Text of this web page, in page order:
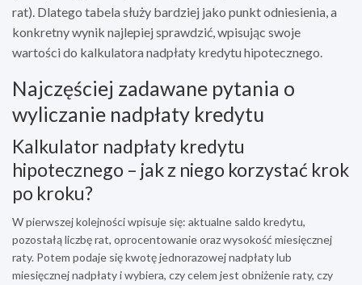
rat). Dlatego tabela służy bardziej jako punkt odniesienia, a
konkretny wynik najlepiej sprawdzić, wpisując swoje
wartości do kalkulatora nadpłaty kredytu hipotecznego.
Najczęściej zadawane pytania o
wyliczanie nadpłaty kredytu
Kalkulator nadpłaty kredytu
hipotecznego – jak z niego korzystać krok
po kroku?
W pierwszej kolejności wpisuje się: aktualne saldo kredytu,
pozostałą liczbę rat, oprocentowanie oraz wysokość miesięcznej
raty. Potem podaje się kwotę jednorazowej nadpłaty lub
miesięcznej nadpłaty i wybiera, czy celem jest obniżenie raty, czy